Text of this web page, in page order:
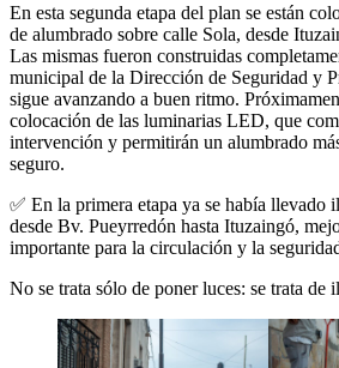
En esta segunda etapa del plan se están
de alumbrado sobre calle Sola, desde
Las mismas fueron construidas
municipal de la Dirección de Seguridad y
sigue avanzando a buen ritmo.
colocación de las luminarias LED, que
intervención y permitirán un alumbrado
seguro.
✅ En la primera etapa ya se había llevado
desde Bv. Pueyrredón hasta Ituzaingó,
importante para la circulación y la
No se trata sólo de poner luces: se trata de